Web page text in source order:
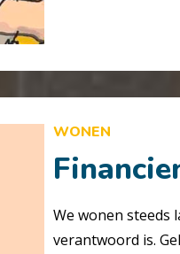
WONEN
We wonen steeds
verantwoord is.